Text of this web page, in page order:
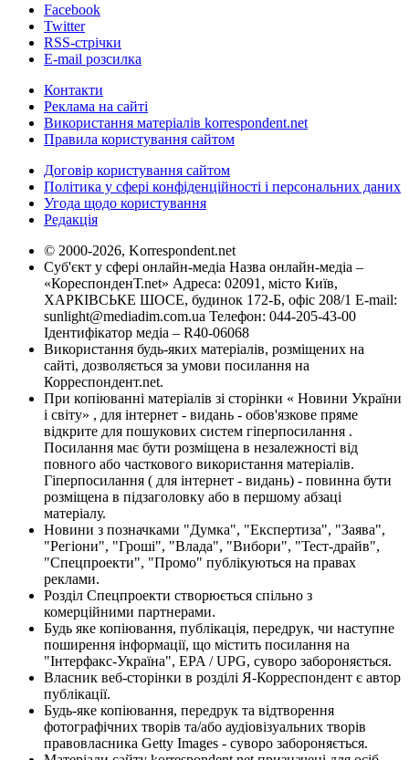
Facebook
Twitter
RSS-стрічки
E-mail розсилка
Контакти
Реклама на сайті
Використання матеріалів korrespondent.net
Правила користування сайтом
Договір користування сайтом
Політика у сфері конфіденційності і персональних даних
Угода щодо користування
Редакція
© 2000-2026, Korrespondent.net
Суб'єкт у сфері онлайн-медіа Назва онлайн-медіа –
«КореспонденТ.net» Адреса: 02091, місто Київ,
ХАРКІВСЬКЕ ШОСЕ, будинок 172-Б, офіс 208/1 E-mail:
sunlight@mediadim.com.ua Телефон: 044-205-43-00
Ідентифікатор медіа – R40-06068
Використання будь-яких матеріалів, розміщених на
сайті, дозволяється за умови посилання на
Корреспондент.net.
При копіюванні матеріалів зі сторінки « Новини України
і світу» , для інтернет - видань - обов'язкове пряме
відкрите для пошукових систем гіперпосилання .
Посилання має бути розміщена в незалежності від
повного або часткового використання матеріалів.
Гіперпосилання ( для інтернет - видань) - повинна бути
розміщена в підзаголовку або в першому абзаці
матеріалу.
Новини з позначками "Думка", "Експертиза", "Заява",
"Регіони", "Гроші", "Влада", "Вибори", "Тест-драйв",
"Спецпроекти", "Промо" публікуються на правах
реклами.
Розділ Спецпроекти створюється спільно з
комерційними партнерами.
Будь яке копіювання, публікація, передрук, чи наступне
поширення інформації, що містить посилання на
"Інтерфакс-Україна", EPA / UPG, суворо забороняється.
Власник веб-сторінки в розділі Я-Корреспондент є автор
публікації.
Будь-яке копіювання, передрук та відтворення
фотографічних творів та/або аудіовізуальних творів
правовласника Getty Images - суворо забороняється.